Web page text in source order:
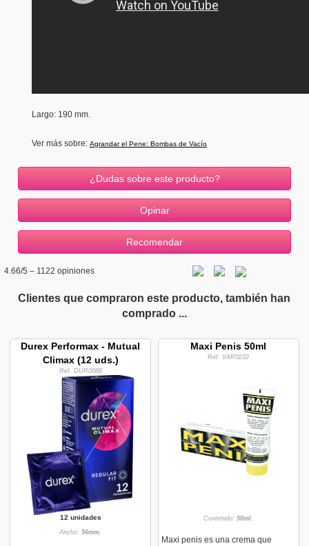
Largo: 190 mm.
Ver más sobre: Agrandar el Pene: Bombas de Vacío
¿Dudas sobre este producto?
4.66/5 – 1122 opiniones
Clientes que compraron este producto, también han
comprado ...
Durex Performax - Mutual
Climax (12 uds.)
Ref. DUR0088
12 unidades
Ancho:56mm.
Maxi Penis 50ml
Ref. VAR0232
Contenido:50ml.
Maxi penis es una crema que